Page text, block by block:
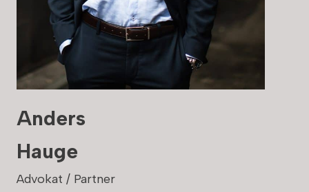
Anders
Hauge
Advokat / Partner